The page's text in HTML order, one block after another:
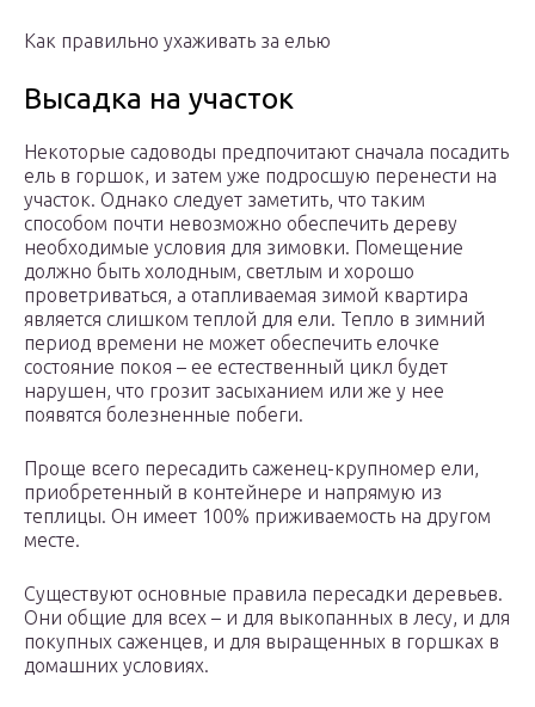
Как правильно ухаживать за елью
Высадка на участок
Некоторые садоводы предпочитают сначала посадить
ель в горшок, и затем уже подросшую перенести на
участок. Однако следует заметить, что таким
способом почти невозможно обеспечить дереву
необходимые условия для зимовки. Помещение
должно быть холодным, светлым и хорошо
проветриваться, а отапливаемая зимой квартира
является слишком теплой для ели. Тепло в зимний
период времени не может обеспечить елочке
состояние покоя – ее естественный цикл будет
нарушен, что грозит засыханием или же у нее
появятся болезненные побеги.
Проще всего пересадить саженец-крупномер ели,
приобретенный в контейнере и напрямую из
теплицы. Он имеет 100% приживаемость на другом
месте.
Существуют основные правила пересадки деревьев.
Они общие для всех – и для выкопанных в лесу, и для
покупных саженцев, и для выращенных в горшках в
домашних условиях.